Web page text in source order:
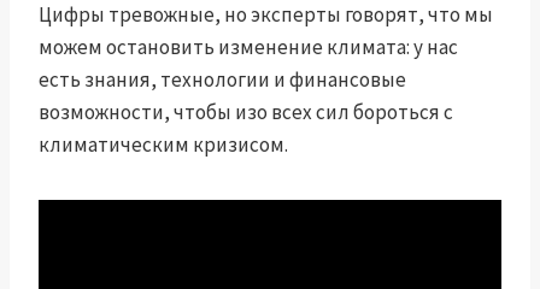
Цифры тревожные, но эксперты говорят, что мы
можем остановить изменение климата: у нас
есть знания, технологии и финансовые
возможности, чтобы изо всех сил бороться с
климатическим кризисом.